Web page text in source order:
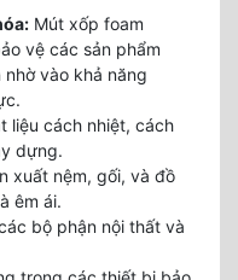
Mút xốp foam
vệ các sản phẩm
vào khả năng
liệu cách nhiệt, cách
dựng.
xuất nệm, gối, và đồ
êm ái.
bộ phận nội thất và